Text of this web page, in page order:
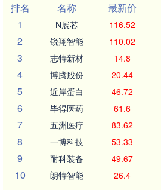
排名
名称 最新价
1
N展芯 116.52
2 锐翔智能 110.02
3 志特新材 14.8
4 博腾股份 20.44
5 近岸蛋白 46.72
6 毕得医药 61.6
7 五洲医疗 83.62
8 一博科技 53.33
9 耐科装备 49.67
10 朗特智能 26.4